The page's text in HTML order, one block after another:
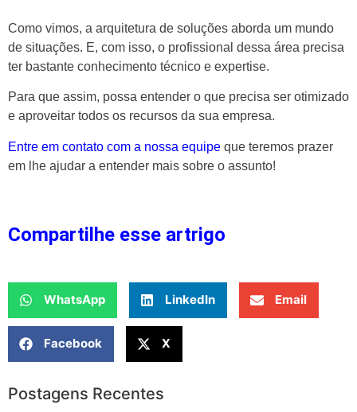
Como vimos, a arquitetura de soluções aborda um mundo
de situações. E, com isso, o profissional dessa área precisa
ter bastante conhecimento técnico e expertise.
Para que assim, possa entender o que precisa ser otimizado
e aproveitar todos os recursos da sua empresa.
Entre em contato com a nossa equipe que teremos prazer
em lhe ajudar a entender mais sobre o assunto!
Compartilhe esse artrigo
WhatsApp LinkedIn Email
Facebook X
Postagens Recentes